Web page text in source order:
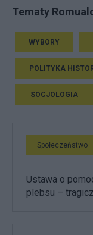
Tematy
WYBORY
POLITYKA
SOCJOLOGIA
Społeczeństwo
Ustawa o
plebsu –